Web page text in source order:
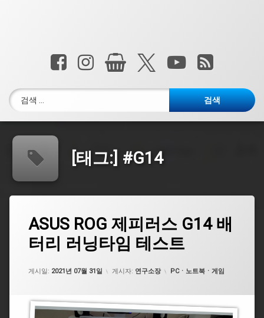
페이스북인스타그램
상점 X.comYouTube
RSS
[태그:] #G14
ASUS ROG 제피러스 G14 배
터리 러닝타임 테스트
게시일: 2021년 07월 31일
업데이트 날짜: 2021년 08월 19일
게시자: 연구소장 카테고리:
PCㆍ노트북ㆍ게임
#G14
ASUS
ROG
제
피
스
터
리
에
댓
글
을
기